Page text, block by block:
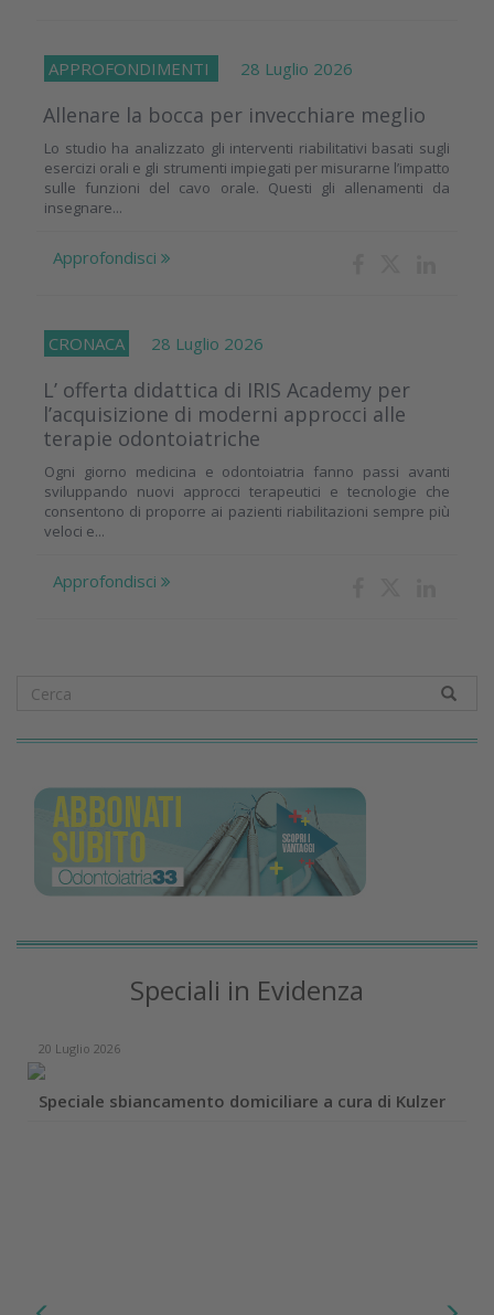
APPROFONDIMENTI 28 Luglio 2026
Allenare la bocca per invecchiare meglio
Lo studio ha analizzato gli interventi riabilitativi basati sugli
esercizi orali e gli strumenti impiegati per misurarne l’impatto
sulle funzioni del cavo orale. Questi gli allenamenti da
insegnare...
Approfondisci
CRONACA 28 Luglio 2026
L’ offerta didattica di IRIS Academy per
l’acquisizione di moderni approcci alle
terapie odontoiatriche
Ogni giorno medicina e odontoiatria fanno passi avanti
sviluppando nuovi approcci terapeutici e tecnologie che
consentono di proporre ai pazienti riabilitazioni sempre più
veloci e...
Approfondisci
Speciali in Evidenza
20 Luglio 2026
Speciale sbiancamento domiciliare a cura di Kulzer